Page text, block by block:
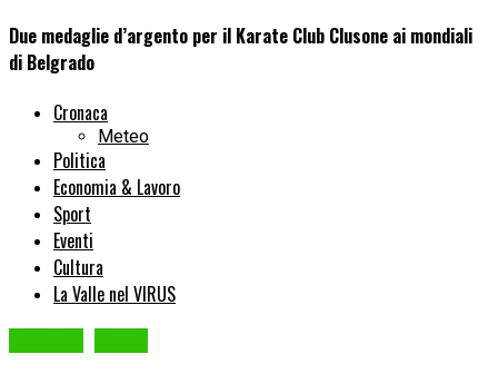
Due medaglie d’argento per il Karate Club Clusone ai mondiali
di Belgrado
Cronaca
Meteo
Politica
Economia & Lavoro
Sport
Eventi
Cultura
La Valle nel VIRUS